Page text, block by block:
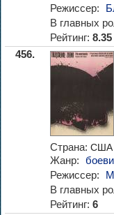
Режиссер:
В главных
Рейтинг: 8.35
456.
Страна: США
Жанр:
Режиссер:
В главных
Рейтинг: 6